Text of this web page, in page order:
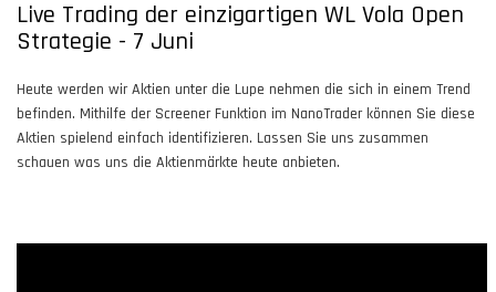
Live Trading der einzigartigen WL Vola Open
Strategie - 7 Juni
Heute werden wir Aktien unter die Lupe nehmen die sich in einem Trend
befinden. Mithilfe der Screener Funktion im NanoTrader können Sie diese
Aktien spielend einfach identifizieren. Lassen Sie uns zusammen
schauen was uns die Aktienmärkte heute anbieten.